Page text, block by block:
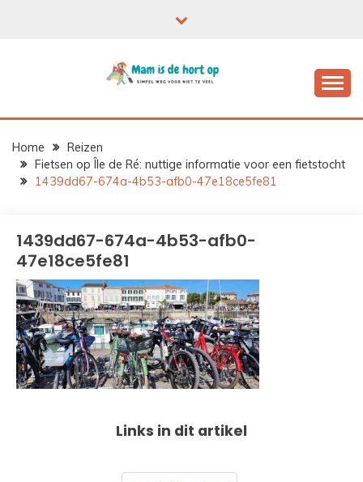
Home
Reizen
Fietsen op Île de Ré: nuttige informatie voor een fietstocht
1439dd67-674a-4b53-afb0-47e18ce5fe81
1439dd67-674a-4b53-afb0-
47e18ce5fe81
Links in dit artikel